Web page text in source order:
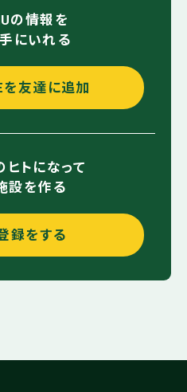
の情報を
にいれる
友達に追加
トになって
設を作る
録をする